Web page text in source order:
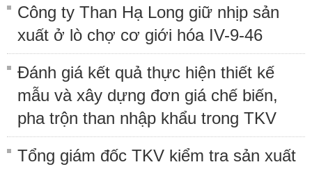
Công ty Than Hạ Long giữ nhịp sản
xuất ở lò chợ cơ giới hóa IV-9-46
Đánh giá kết quả thực hiện thiết kế
mẫu và xây dựng đơn giá chế biến,
pha trộn than nhập khẩu trong TKV
Tổng giám đốc TKV kiểm tra sản xuất